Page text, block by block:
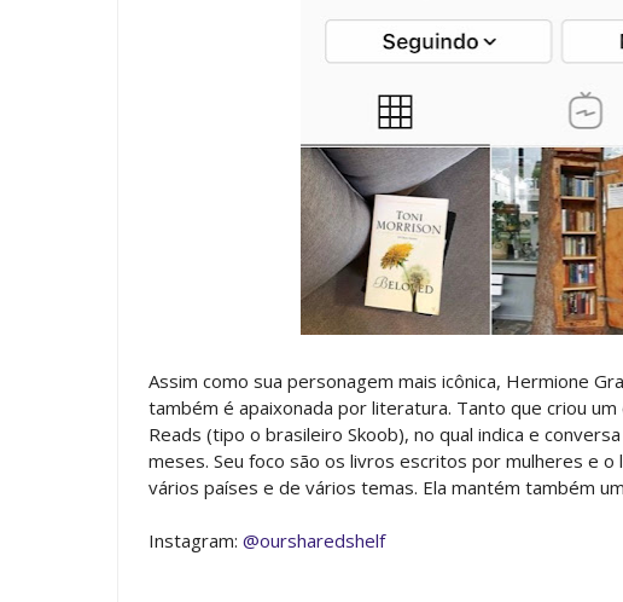
Assim como sua personagem mais icônica, Hermione
também é apaixonada por literatura. Tanto que criou
Reads (tipo o brasileiro Skoob), no qual indica e
meses. Seu foco são os livros escritos por mulheres e
vários países e de vários temas. Ela mantém também
Instagram: @oursharedshelf